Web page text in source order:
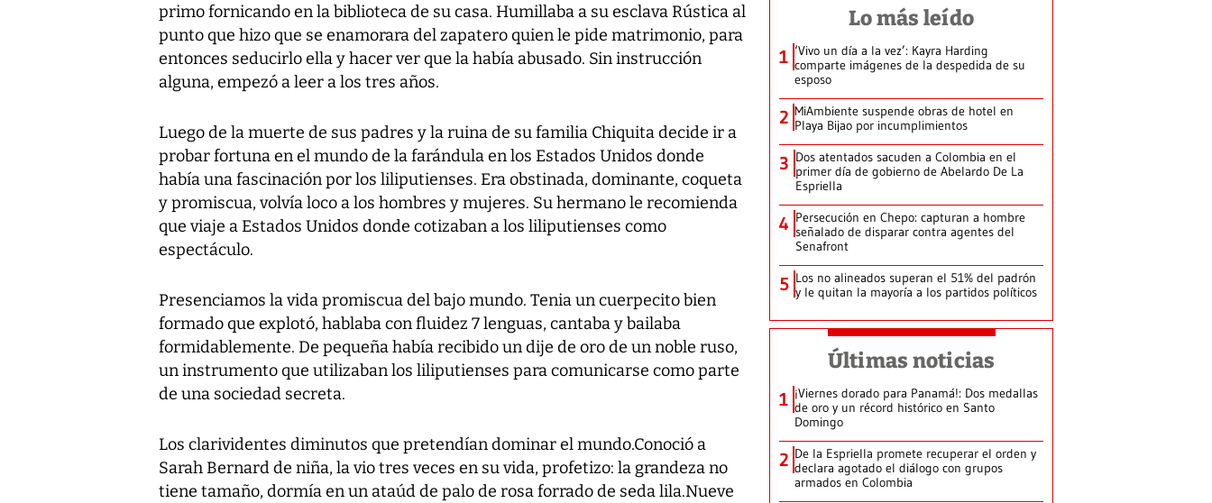
primo fornicando en la biblioteca de su casa. Humillaba a su esclava Rústica al
punto que hizo que se enamorara del zapatero quien le pide matrimonio, para
entonces seducirlo ella y hacer ver que la había abusado. Sin instrucción
alguna, empezó a leer a los tres años.
Luego de la muerte de sus padres y la ruina de su familia Chiquita decide ir a
probar fortuna en el mundo de la farándula en los Estados Unidos donde
había una fascinación por los liliputienses. Era obstinada, dominante, coqueta
y promiscua, volvía loco a los hombres y mujeres. Su hermano le recomienda
que viaje a Estados Unidos donde cotizaban a los liliputienses como
espectáculo.
Presenciamos la vida promiscua del bajo mundo. Tenia un cuerpecito bien
formado que explotó, hablaba con fluidez 7 lenguas, cantaba y bailaba
formidablemente. De pequeña había recibido un dije de oro de un noble ruso,
un instrumento que utilizaban los liliputienses para comunicarse como parte
de una sociedad secreta.
Los clarividentes diminutos que pretendían dominar el mundo.Conoció a
Sarah Bernard de niña, la vio tres veces en su vida, profetizo: la grandeza no
tiene tamaño, dormía en un ataúd de palo de rosa forrado de seda lila.Nueve
Lo más leído
1 ‘Vivo un día a la vez’: Kayra Harding
comparte imágenes de la despedida de su
esposo
2 MiAmbiente suspende obras de hotel en
Playa Bijao por incumplimientos
3 Dos atentados sacuden a Colombia en el
primer día de gobierno de Abelardo De La
Espriella
4 Persecución en Chepo: capturan a hombre
señalado de disparar contra agentes del
Senafront
5 Los no alineados superan el 51% del padrón
y le quitan la mayoría a los partidos políticos
Últimas noticias
1 ¡Viernes dorado para Panamá!: Dos medallas
de oro y un récord histórico en Santo
Domingo
2 De la Espriella promete recuperar el orden y
declara agotado el diálogo con grupos
armados en Colombia